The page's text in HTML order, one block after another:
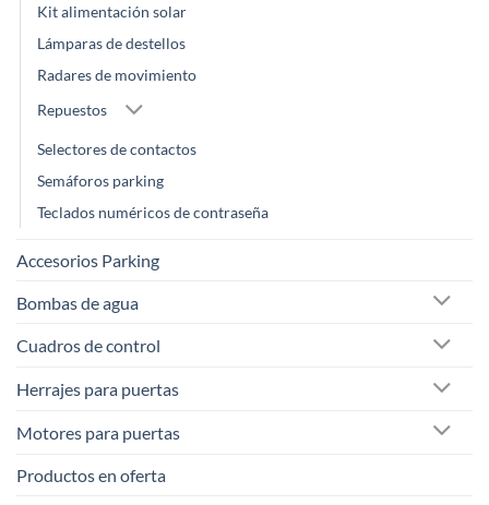
Kit alimentación solar
Lámparas de destellos
Radares de movimiento
Repuestos
Selectores de contactos
Semáforos parking
Teclados numéricos de contraseña
Accesorios Parking
Bombas de agua
Cuadros de control
Herrajes para puertas
Motores para puertas
Productos en oferta